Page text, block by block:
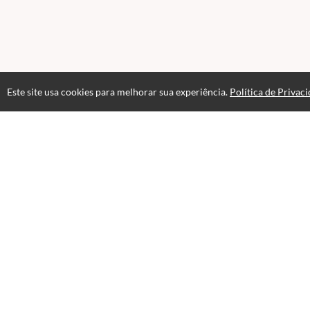
Este site usa cookies para melhorar sua experiência. Política de